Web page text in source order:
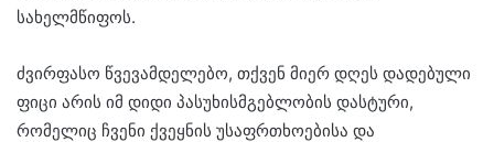
სახელმწიფოს.
ძვირფასო წვევამდელებო, თქვენ მიერ დღეს დადებული
ფიცი არის იმ დიდი პასუხისმგებლობის დასტური,
რომელიც ჩვენი ქვეყნის უსაფრთხოებისა და